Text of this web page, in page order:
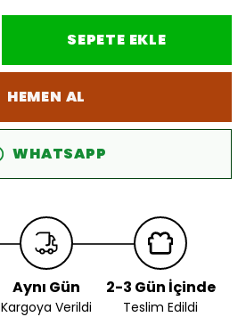
SEPETE EKLE
HEMEN AL
WHATSAPP
Aynı Gün
Kargoya Verildi
2-3 Gün İçinde
Teslim Edildi